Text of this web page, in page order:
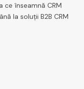
înseamnă CRM
la soluții B2B CRM